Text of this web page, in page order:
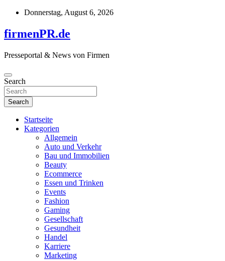
Skip
content
Donnerstag, August 6, 2026
firmenPR.de
Presseportal & News von Firmen
Search
Search
Startseite
Kategorien
Allgemein
Auto und Verkehr
Bau und Immobilien
Beauty
Ecommerce
Essen und Trinken
Events
Fashion
Gaming
Gesellschaft
Gesundheit
Handel
Karriere
Marketing